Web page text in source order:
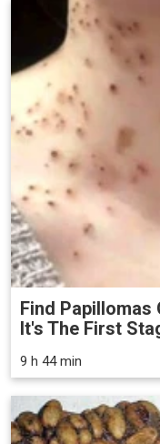
Find Papillomas
It's The First
9 h 44 min